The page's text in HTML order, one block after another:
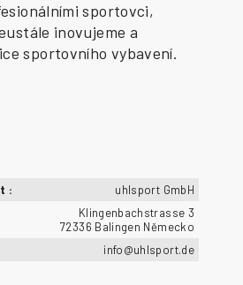
sportovci,
inovujeme a
sportovního vybavení.
: uhlsport GmbH
Klingenbachstrasse 3
72336 Balingen Německo
info@uhlsport.de